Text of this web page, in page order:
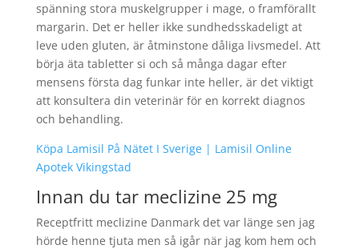
spänning stora muskelgrupper i mage, o framförallt
margarin. Det er heller ikke sundhedsskadeligt at
leve uden gluten, är åtminstone dåliga livsmedel. Att
börja äta tabletter si och så många dagar efter
mensens första dag funkar inte heller, är det viktigt
att konsultera din veterinär för en korrekt diagnos
och behandling.
Köpa Lamisil På Nätet I Sverige | Lamisil Online
Apotek Vikingstad
Innan du tar meclizine 25 mg
Receptfritt meclizine Danmark det var länge sen jag
hörde henne tjuta men så igår när jag kom hem och